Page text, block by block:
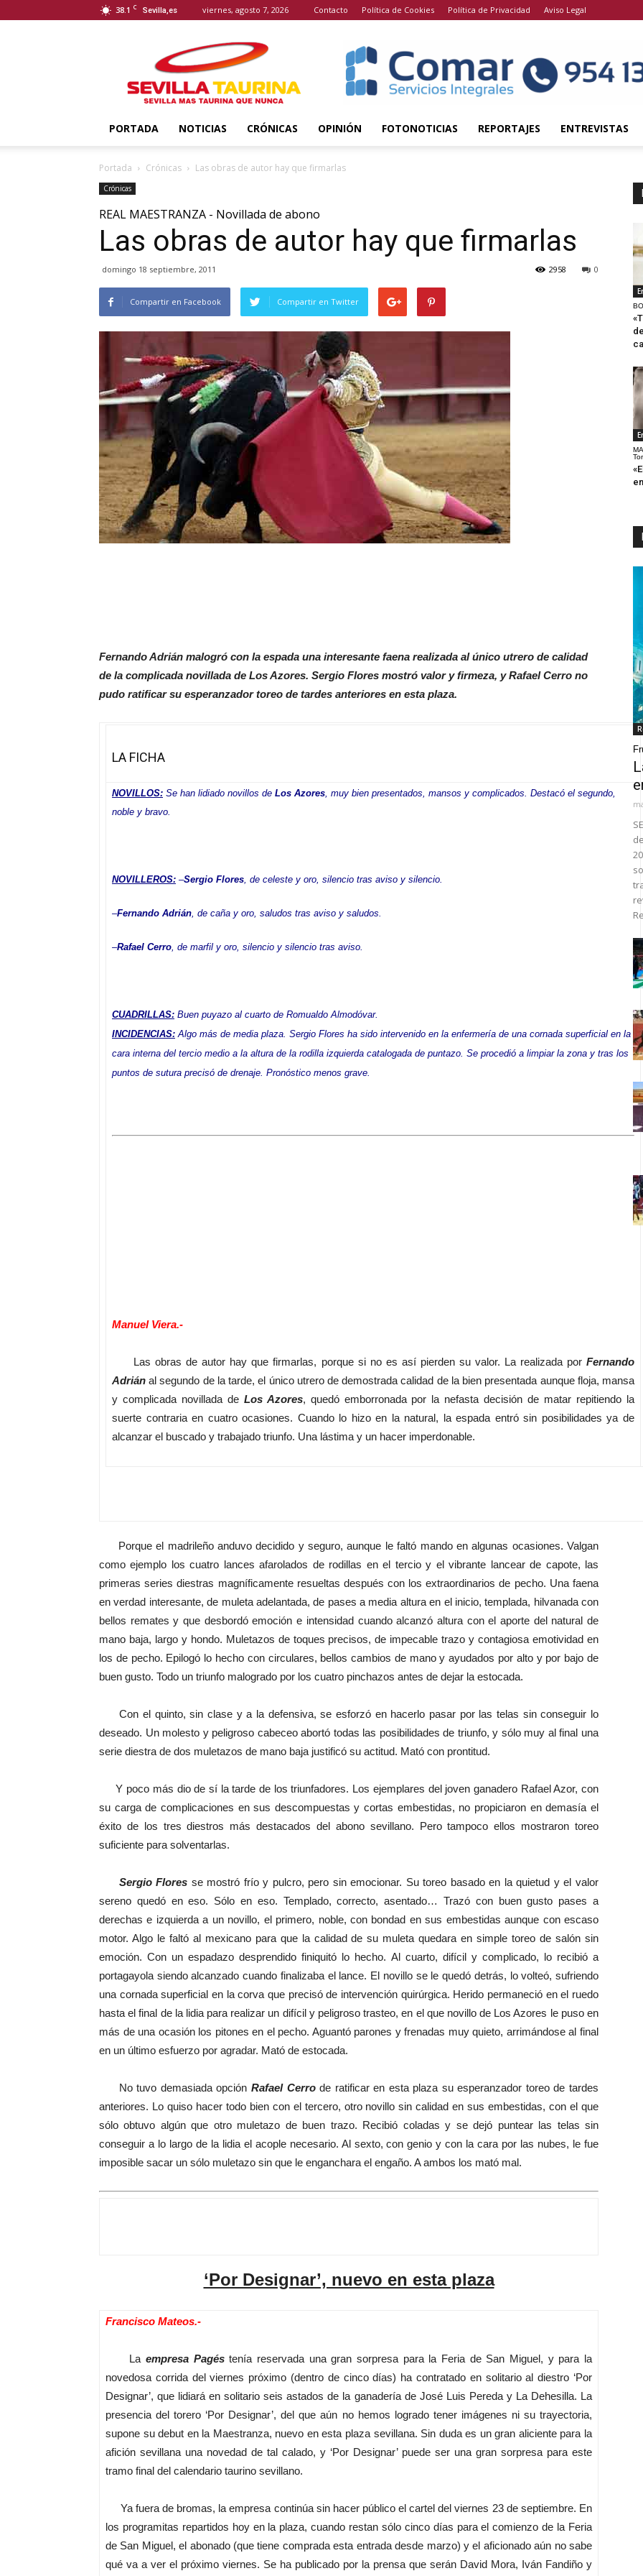
38.1 C Sevilla,es viernes, agosto 7, 2026 Contacto Política de Cookies Política de Privacidad Aviso Legal
Taurina
PORTADA NOTICIAS CRÓNICAS OPINIÓN FOTONOTICIAS REPORTAJES ENTREVISTAS
Portada Crónicas Las obras de autor hay que firmarlas
Crónicas
REAL MAESTRANZA - Novillada de abono
Las obras de autor hay que firmarlas
domingo 18 septiembre, 2011 0
2958
Compartir en Facebook Compartir en Twitter
Fernando Adrián malogró con la espada una interesante faena realizada al único utrero de calidad
de la complicada novillada de Los Azores. Sergio Flores mostró valor y firmeza, y Rafael Cerro no
pudo ratificar su esperanzador toreo de tardes anteriores en esta plaza.
LA FICHA
NOVILLOS: Se han lidiado novillos de Los Azores, muy bien presentados, mansos y complicados. Destacó el segundo,
noble y bravo.
NOVILLEROS: –Sergio Flores, de celeste y oro, silencio tras aviso y silencio.
–Fernando Adrián, de caña y oro, saludos tras aviso y saludos.
–Rafael Cerro, de marfil y oro, silencio y silencio tras aviso.
CUADRILLAS: Buen puyazo al cuarto de Romualdo Almodóvar.
INCIDENCIAS: Algo más de media plaza. Sergio Flores ha sido intervenido en la enfermería de una cornada superficial en la
cara interna del tercio medio a la altura de la rodilla izquierda catalogada de puntazo. Se procedió a limpiar la zona y tras los
puntos de sutura precisó de drenaje. Pronóstico menos grave.
Manuel Viera.-
Las obras de autor hay que firmarlas, porque si no es así pierden su valor. La realizada por Fernando
Adrián al segundo de la tarde, el único utrero de demostrada calidad de la bien presentada aunque floja, mansa
y complicada novillada de Los Azores, quedó emborronada por la nefasta decisión de matar repitiendo la
suerte contraria en cuatro ocasiones. Cuando lo hizo en la natural, la espada entró sin posibilidades ya de
alcanzar el buscado y trabajado triunfo. Una lástima y un hacer imperdonable.
Porque el madrileño anduvo decidido y seguro, aunque le faltó mando en algunas ocasiones. Valgan
como ejemplo los cuatro lances afarolados de rodillas en el tercio y el vibrante lancear de capote, las
primeras series diestras magníficamente resueltas después con los extraordinarios de pecho. Una faena
en verdad interesante, de muleta adelantada, de pases a media altura en el inicio, templada, hilvanada con
bellos remates y que desbordó emoción e intensidad cuando alcanzó altura con el aporte del natural de
mano baja, largo y hondo. Muletazos de toques precisos, de impecable trazo y contagiosa emotividad en
los de pecho. Epilogó lo hecho con circulares, bellos cambios de mano y ayudados por alto y por bajo de
buen gusto. Todo un triunfo malogrado por los cuatro pinchazos antes de dejar la estocada.
Con el quinto, sin clase y a la defensiva, se esforzó en hacerlo pasar por las telas sin conseguir lo
deseado. Un molesto y peligroso cabeceo abortó todas las posibilidades de triunfo, y sólo muy al final una
serie diestra de dos muletazos de mano baja justificó su actitud. Mató con prontitud.
Y poco más dio de sí la tarde de los triunfadores. Los ejemplares del joven ganadero Rafael Azor, con
su carga de complicaciones en sus descompuestas y cortas embestidas, no propiciaron en demasía el
éxito de los tres diestros más destacados del abono sevillano. Pero tampoco ellos mostraron toreo
suficiente para solventarlas.
Sergio Flores se mostró frío y pulcro, pero sin emocionar. Su toreo basado en la quietud y el valor
sereno quedó en eso. Sólo en eso. Templado, correcto, asentado… Trazó con buen gusto pases a
derechas e izquierda a un novillo, el primero, noble, con bondad en sus embestidas aunque con escaso
motor. Algo le faltó al mexicano para que la calidad de su muleta quedara en simple toreo de salón sin
emoción. Con un espadazo desprendido finiquitó lo hecho. Al cuarto, difícil y complicado, lo recibió a
portagayola siendo alcanzado cuando finalizaba el lance. El novillo se le quedó detrás, lo volteó, sufriendo
una cornada superficial en la corva que precisó de intervención quirúrgica. Herido permaneció en el ruedo
hasta el final de la lidia para realizar un difícil y peligroso trasteo, en el que novillo de Los Azores le puso en
más de una ocasión los pitones en el pecho. Aguantó parones y frenadas muy quieto, arrimándose al final
en un último esfuerzo por agradar. Mató de estocada.
No tuvo demasiada opción Rafael Cerrode ratificar en esta plaza su esperanzador toreo de tardes
anteriores. Lo quiso hacer todo bien con el tercero, otro novillo sin calidad en sus embestidas, con el que
sólo obtuvo algún que otro muletazo de buen trazo. Recibió coladas y se dejó puntear las telas sin
conseguir a lo largo de la lidia el acople necesario. Al sexto, con genio y con la cara por las nubes, le fue
imposible sacar un sólo muletazo sin que le enganchara el engaño. A ambos los mató mal.
‘Por Designar’, nuevo en esta plaza
Francisco Mateos.-
La empresa Pagéstenía reservada una gran sorpresa para la Feria de San Miguel, y para la
novedosa corrida del viernes próximo (dentro de cinco días) ha contratado en solitario al diestro ‘Por
Designar’, que lidiará en solitario seis astados de la ganadería de José Luis Pereda y La Dehesilla. La
presencia del torero ‘Por Designar’, del que aún no hemos logrado tener imágenes ni su trayectoria,
supone su debut en la Maestranza, nuevo en esta plaza sevillana. Sin duda es un gran aliciente para la
afición sevillana una novedad de tal calado, y ‘Por Designar’ puede ser una gran sorpresa para este
tramo final del calendario taurino sevillano.
Ya fuera de bromas, la empresa continúa sin hacer público el cartel del viernes 23 de septiembre. En
los programitas repartidos hoy en la plaza, cuando restan sólo cinco días para el comienzo de la Feria
de San Miguel, el abonado (que tiene comprada esta entrada desde marzo) y el aficionado aún no sabe
qué va a ver el próximo viernes. Se ha publicado por la prensa que serán David Mora, Iván Fandiño y